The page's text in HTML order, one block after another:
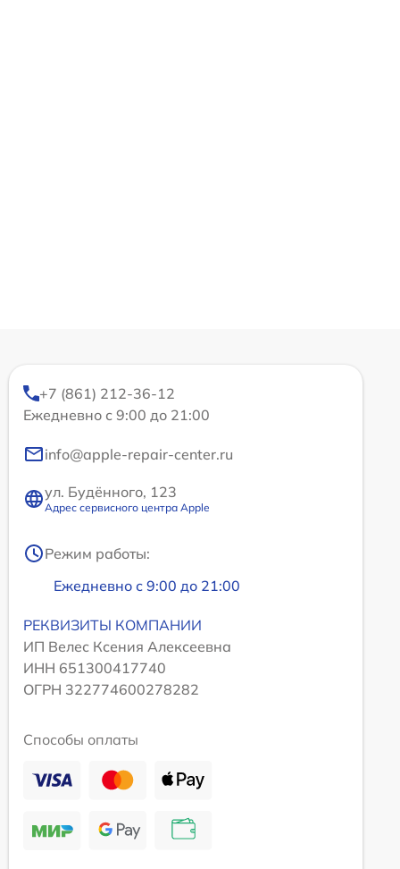
+7 (861) 212-36-12
Ежедневно с 9:00 до 21:00
info@apple-repair-center.ru
ул. Будённого, 123
Адрес сервисного центра Apple
Режим работы:
Ежедневно с 9:00 до 21:00
РЕКВИЗИТЫ КОМПАНИИ
ИП Велес Ксения Алексеевна
ИНН 651300417740
ОГРН 322774600278282
Способы оплаты